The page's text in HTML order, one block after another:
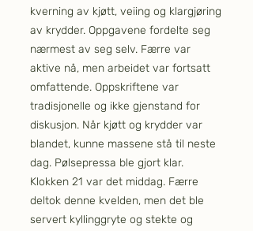
kverning av kjøtt, veiing og klargjøring
av krydder. Oppgavene fordelte seg
nærmest av seg selv. Færre var
aktive nå, men arbeidet var fortsatt
omfattende. Oppskriftene var
tradisjonelle og ikke gjenstand for
diskusjon. Når kjøtt og krydder var
blandet, kunne massene stå til neste
dag. Pølsepressa ble gjort klar.
Klokken 21 var det middag. Færre
deltok denne kvelden, men det ble
servert kyllinggryte og stekte og